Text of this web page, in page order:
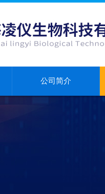
公司简介